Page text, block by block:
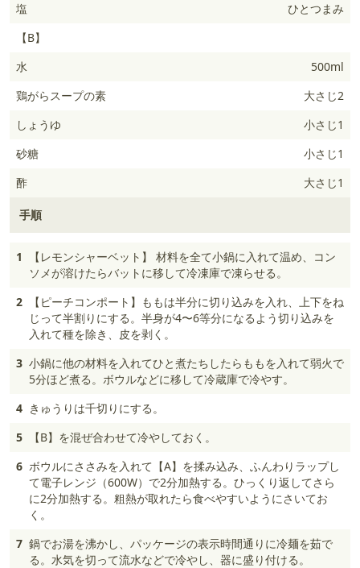
塩
ひとつまみ
【B】
水
500ml
鶏がらスープの素
大さじ2
しょうゆ
小さじ1
砂糖
小さじ1
酢
大さじ1
手順
1
【レモンシャーベット】 材料を全て小鍋に入れて温め、コン
ソメが溶けたらバットに移して冷凍庫で凍らせる。
2
【ピーチコンポート】ももは半分に切り込みを入れ、上下をね
じって半割りにする。半身が4〜6等分になるよう切り込みを
入れて種を除き、皮を剥く。
3 小鍋に他の材料を入れてひと煮たちしたらももを入れて弱火で
5分ほど煮る。ボウルなどに移して冷蔵庫で冷やす。
4 きゅうりは千切りにする。
5
【B】を混ぜ合わせて冷やしておく。
6 ボウルにささみを入れて【A】を揉み込み、ふんわりラップし
て電子レンジ（600W）で2分加熱する。ひっくり返してさら
に2分加熱する。粗熱が取れたら食べやすいようにさいてお
く。
7 鍋でお湯を沸かし、パッケージの表示時間通りに冷麺を茹で
る。水気を切って流水などで冷やし、器に盛り付ける。